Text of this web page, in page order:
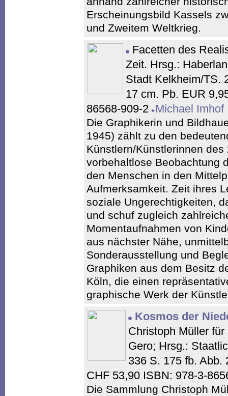
Erscheinungsbild Kassels
und Zweitem Weltkrieg.
Facetten des
Zeit. Hrsg.:
Stadt Kelkheim/TS.
17 cm. Pb. EUR
86568-909-2 Michael Imhof
Die Graphikerin und
1945) zählt zu den
Künstlern/Künstlerinnen
vorbehaltlose Beobachtung
den Menschen in den
Aufmerksamkeit. Zeit ihres
soziale Ungerechtigkeiten,
und schuf zugleich
Momentaufnahmen von
aus nächster Nähe,
Sonderausstellung und
Graphiken aus dem Besitz
Köln, die einen
graphische Werk der
Kosmos der
Christoph Müller
Gero; Hrsg.:
336 S. 175 fb. Abb.
CHF 53,90 ISBN: 978-3-
Die Sammlung Christoph